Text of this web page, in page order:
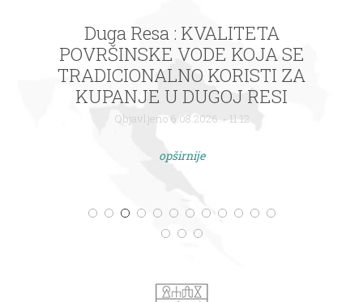
Duga Resa : KVALITETA
POVRŠINSKE VODE KOJA SE
TRADICIONALNO KORISTI ZA
KUPANJE U DUGOJ RESI
Objavljeno 6.08.2026. - 11:12
opširnije